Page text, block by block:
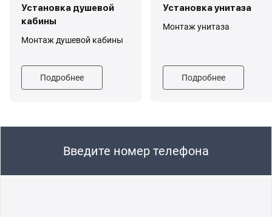
Установка душевой
кабины
Монтаж душевой кабины
Подробнее
Установка унитаза
Монтаж унитаза
Подробнее
Введите номер телефона